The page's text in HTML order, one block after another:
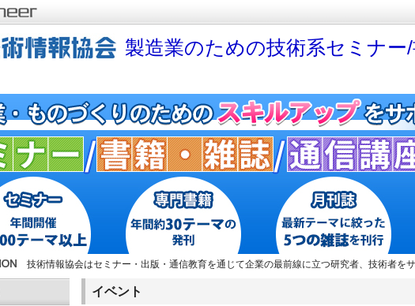
製造業のための技術系セミナー
技術情報協会はセミナー・出版・通信教育を通じて企業の最前線に立つ研究者、技術者を
イベント